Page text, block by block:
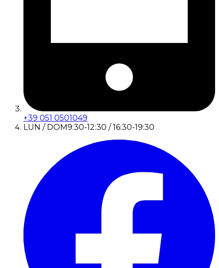
+39 051 0501049
LUN / DOM9:30-12:30 / 16:30-19:30